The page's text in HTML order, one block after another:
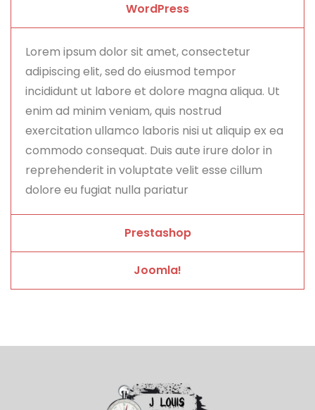
WordPress
Lorem ipsum dolor sit amet, consectetur
adipiscing elit, sed do eiusmod tempor
incididunt ut labore et dolore magna aliqua. Ut
enim ad minim veniam, quis nostrud
exercitation ullamco laboris nisi ut aliquip ex ea
commodo consequat. Duis aute irure dolor in
reprehenderit in voluptate velit esse cillum
dolore eu fugiat nulla pariatur
Prestashop
Joomla!